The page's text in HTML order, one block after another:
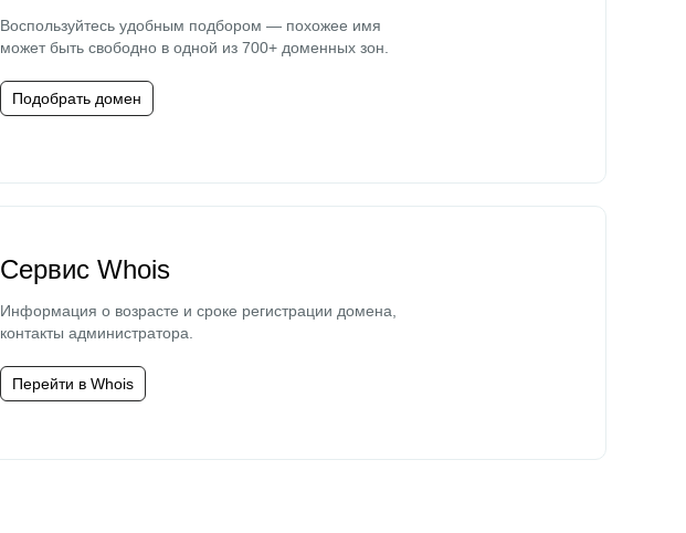
Воспользуйтесь удобным подбором — похожее имя
может быть свободно в одной из 700+ доменных зон.
Подобрать домен
Сервис Whois
Информация о возрасте и сроке регистрации домена,
контакты администратора.
Перейти в Whois